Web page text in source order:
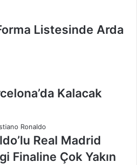
Listesinde Arda
Kalacak
Real Madrid
Finaline Çok Yakın